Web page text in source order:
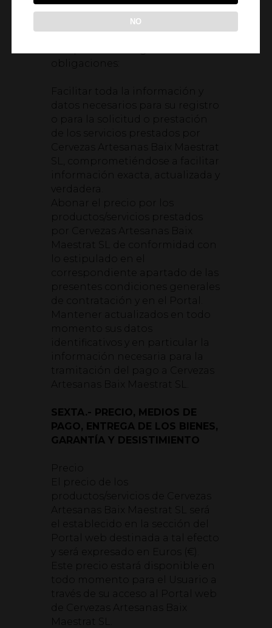
SL en aplicación de las presentes
condiciones generales de
contratación se compromete a
obligaciones:
Facilitar toda la información y
datos necesarios para su registro
o para la solicitud o prestación
de los servicios prestados por
Cervezas Artesanas Baix Maestrat
SL, comprometiéndose a facilitar
información exacta, actualizada y
verdadera.
Abonar el precio por los
productos/servicios prestados
por Cervezas Artesanas Baix
Maestrat SL de conformidad con
lo estipulado en el
correspondiente apartado de las
presentes condiciones generales
de contratación y en el Portal.
Mantener actualizados en todo
momento sus datos
identificativos y en particular la
información necesaria para la
tramitación del pago a Cervezas
Artesanas Baix Maestrat SL.
SEXTA.- PRECIO, MEDIOS DE
PAGO, ENTREGA DE LOS BIENES,
GARANTÍA Y DESISTIMIENTO
Precio
El precio de los
productos/servicios de Cervezas
Artesanas Baix Maestrat SL será
el establecido en la sección del
Portal web destinada a tal efecto
y será expresado en Euros (€).
Este precio estará disponible en
todo momento para el Usuario a
través de su acceso al Portal web
de Cervezas Artesanas Baix
Maestrat SL.
NO